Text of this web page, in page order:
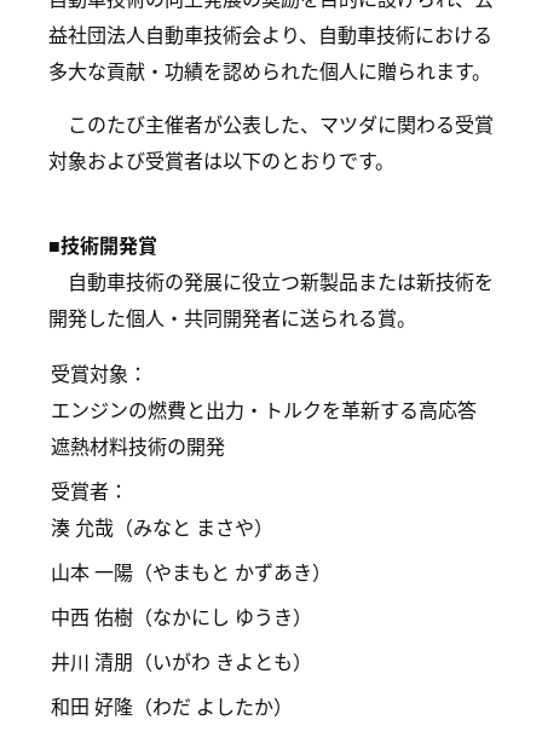
益社団法人自動車技術会より、自動車技術における
多大な貢献・功績を認められた個人に贈られます。
このたび主催者が公表した、マツダに関わる受賞
対象および受賞者は以下のとおりです。
■技術開発賞
自動車技術の発展に役立つ新製品または新技術を
開発した個人・共同開発者に送られる賞。
受賞対象：
エンジンの燃費と出力・トルクを革新する高応答
遮熱材料技術の開発
受賞者：
湊 允哉（みなと まさや）
山本 一陽（やまもと かずあき）
中西 佑樹（なかにし ゆうき）
井川 清朋（いがわ きよとも）
和田 好隆（わだ よしたか）